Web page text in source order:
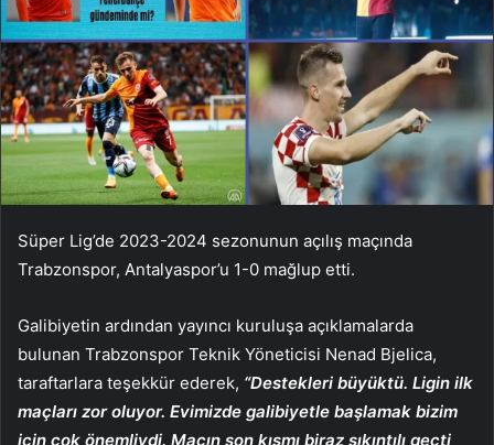
Süper Lig’de 2023-2024 sezonunun açılış maçında
Trabzonspor, Antalyaspor’u 1-0 mağlup etti.
Galibiyetin ardından yayıncı kuruluşa açıklamalarda
bulunan Trabzonspor Teknik Yöneticisi Nenad Bjelica,
taraftarlara teşekkür ederek, “Destekleri büyüktü. Ligin ilk
maçları zor oluyor. Evimizde galibiyetle başlamak bizim
için çok önemliydi. Maçın son kısmı biraz sıkıntılı geçti